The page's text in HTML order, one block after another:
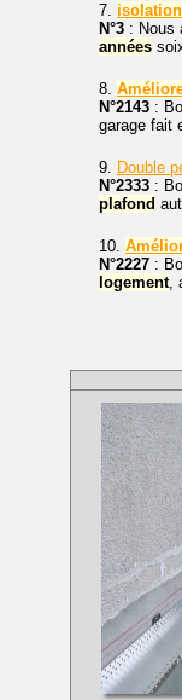
7. isolation
N°3 : Nous
années
8.
N°2143 :
garage fait
9. Double
N°2333 :
plafond
10.
N°2227 :
logement,